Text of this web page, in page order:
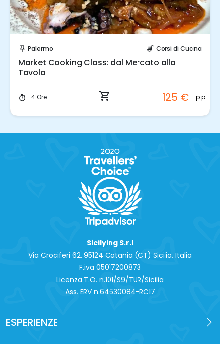
push_pin Palermo soup_kitchen Corsi di Cucina
Market Cooking Class: dal Mercato alla
Tavola
timer 4 Ore shopping_cart 125 € p.p.
Sicilying S.r.l
Via Crociferi 62, 95124 Catania (CT) Sicilia, Italia
P.iva 0‍5017200873
Licenza T.O. n.101/S9/TUR/Sicilia
Ass. ERV n.64630084-RC17
ESPERIENZE